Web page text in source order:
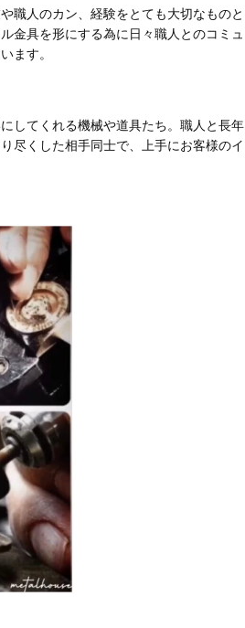
職人のカン、経験をとても大切なものと
金具を形にする為に日々職人とのコミュ
ます。
してくれる機械や道具たち。職人と長年
尽くした相手同士で、上手にお客様のイ